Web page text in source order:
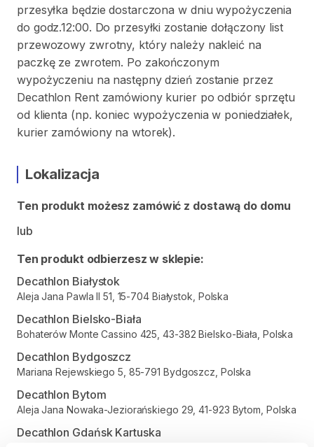
przesyłka będzie dostarczona w dniu wypożyczenia
do godz.12:00. Do przesyłki zostanie dołączony list
przewozowy zwrotny, który należy nakleić na
paczkę ze zwrotem. Po zakończonym
wypożyczeniu na następny dzień zostanie przez
Decathlon Rent zamówiony kurier po odbiór sprzętu
od klienta (np. koniec wypożyczenia w poniedziałek,
kurier zamówiony na wtorek).
Lokalizacja
Ten produkt możesz zamówić z dostawą do domu
lub
Ten produkt odbierzesz w sklepie:
Decathlon Białystok
Aleja Jana Pawla II 51, 15-704 Białystok, Polska
Decathlon Bielsko-Biała
Bohaterów Monte Cassino 425, 43-382 Bielsko-Biała, Polska
Decathlon Bydgoszcz
Mariana Rejewskiego 5, 85-791 Bydgoszcz, Polska
Decathlon Bytom
Aleja Jana Nowaka-Jeziorańskiego 29, 41-923 Bytom, Polska
Decathlon Gdańsk Kartuska